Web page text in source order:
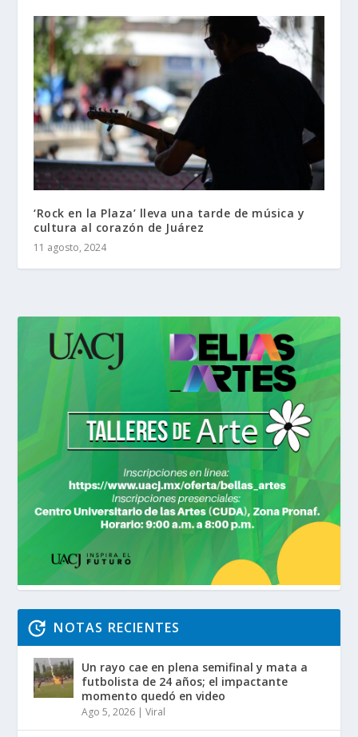
‘Rock en la Plaza’ lleva una tarde de música y
cultura al corazón de Juárez
11 agosto, 2024
NOTAS RECIENTES
Un rayo cae en plena semifinal y mata a
futbolista de 24 años; el impactante
momento quedó en video
Ago 5, 2026 |Viral